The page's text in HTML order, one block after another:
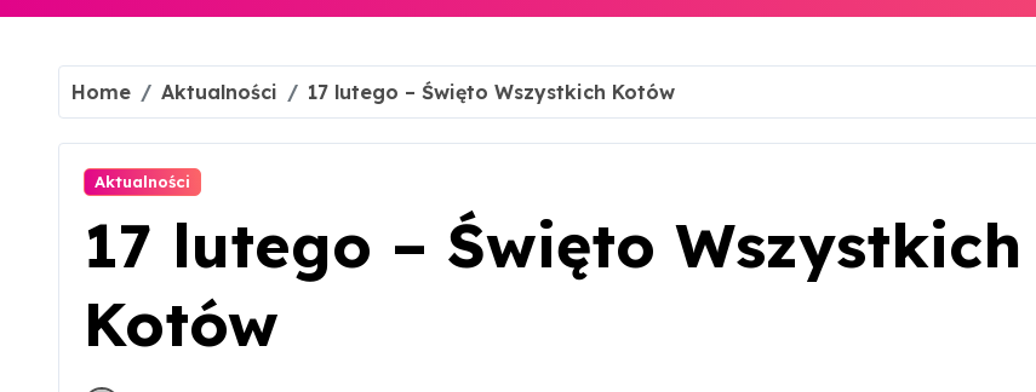
Home Aktualności 17 lutego – Święto Wszystkich Kotów
Aktualności
17 lutego – Święto Wszystkich
Kotów